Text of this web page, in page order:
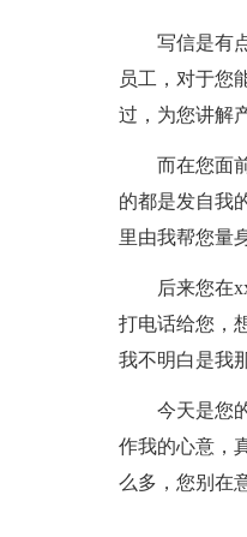
写信是有
员工，对于您
过，为您讲解
而在您面
的都是发自我
里由我帮您量
后来您在
打电话给您，
我不明白是我
今天是您
作我的心意，
么多，您别在